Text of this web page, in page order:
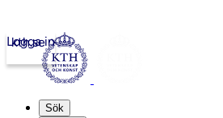
kth.se
Logga in
Sök